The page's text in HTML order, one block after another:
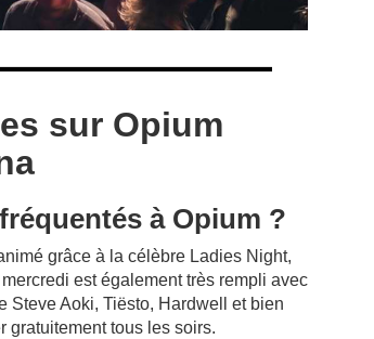
sur Opium
à Opium ?
grâce à la célèbre Ladies Night,
est également très rempli avec
Steve Aoki, Tiësto, Hardwell et bien
gratuitement tous les soirs.